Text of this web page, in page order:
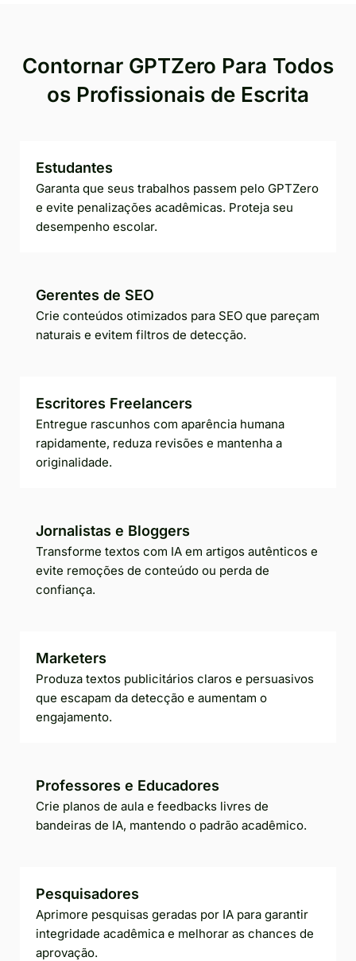
Contornar GPTZero Para Todos
os Profissionais de Escrita
Estudantes
Garanta que seus trabalhos passem pelo GPTZero
e evite penalizações acadêmicas. Proteja seu
desempenho escolar.
Gerentes de SEO
Crie conteúdos otimizados para SEO que pareçam
naturais e evitem filtros de detecção.
Escritores Freelancers
Entregue rascunhos com aparência humana
rapidamente, reduza revisões e mantenha a
originalidade.
Jornalistas e Bloggers
Transforme textos com IA em artigos autênticos e
evite remoções de conteúdo ou perda de
confiança.
Marketers
Produza textos publicitários claros e persuasivos
que escapam da detecção e aumentam o
engajamento.
Professores e Educadores
Crie planos de aula e feedbacks livres de
bandeiras de IA, mantendo o padrão acadêmico.
Pesquisadores
Aprimore pesquisas geradas por IA para garantir
integridade acadêmica e melhorar as chances de
aprovação.